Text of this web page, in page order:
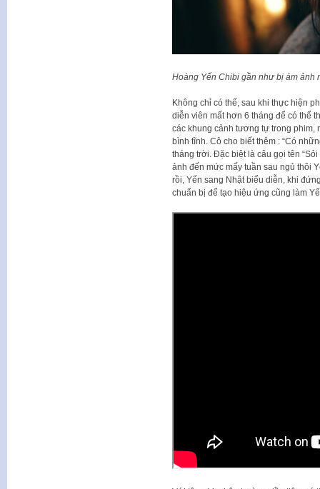
Hoàng Yến Chibi gần như bị ám ảnh
Không chỉ có thế, sau khi thực hiện
diễn viên mất hơn 6 tháng để có thể
các khung cảnh tương tự trong
bình tĩnh. Cô cho biết thêm : “Có
tháng trời. Đặc biệt là câu gọi tên
ảnh đến mức mấy tuần sau ngủ thôi
rồi, Yến sang Nhật biểu diễn, khi
chuẩn bị để tạo hiệu ứng cũng làm